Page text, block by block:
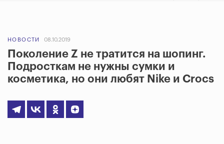
НОВОСТИ 08.10.2019
Поколение Z не тратится на шопинг.
Подросткам не нужны сумки и
косметика, но они любят Nike и Crocs